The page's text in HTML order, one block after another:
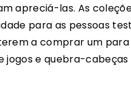
apreciá-las. As
para as pessoas
a comprar um para
jogos e quebra-